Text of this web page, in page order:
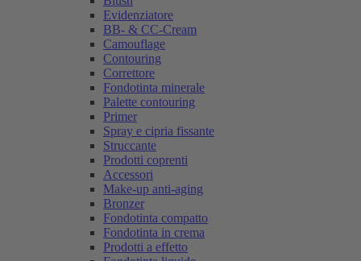
Evidenziatore
BB- & CC-Cream
Camouflage
Contouring
Correttore
Fondotinta minerale
Palette contouring
Primer
Spray e cipria fissante
Struccante
Prodotti coprenti
Accessori
Make-up anti-aging
Bronzer
Fondotinta compatto
Fondotinta in crema
Prodotti a effetto